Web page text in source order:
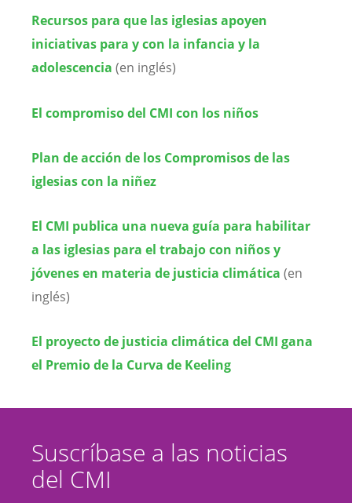
Recursos para que las iglesias apoyen
iniciativas para y con la infancia y la
adolescencia (en inglés)
El compromiso del CMI con los niños
Plan de acción de los Compromisos de las
iglesias con la niñez
El CMI publica una nueva guía para habilitar
a las iglesias para el trabajo con niños y
jóvenes en materia de justicia climática (en
inglés)
El proyecto de justicia climática del CMI gana
el Premio de la Curva de Keeling
Suscríbase a las noticias
del CMI